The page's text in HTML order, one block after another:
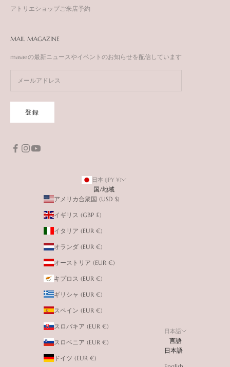
アトリエショップご来店予約
MAIL MAGAZINE
masaeの最新ニュースやイベントのお知らせを配信しています
登録
日本 (JPY ¥)
国/地域
アメリカ合衆国 (USD $)
イギリス (GBP £)
イタリア (EUR €)
オランダ (EUR €)
オーストリア (EUR €)
キプロス (EUR €)
ギリシャ (EUR €)
スペイン (EUR €)
スロバキア (EUR €)
スロベニア (EUR €)
ドイツ (EUR €)
日本語
言語
日本語